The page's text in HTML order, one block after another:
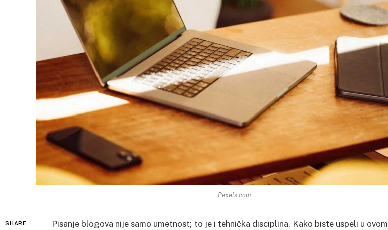
Pexels.com
SHARE
Pisanje blogova nije samo umetnost; to je i tehnička disciplina. Kako biste uspeli u ovom